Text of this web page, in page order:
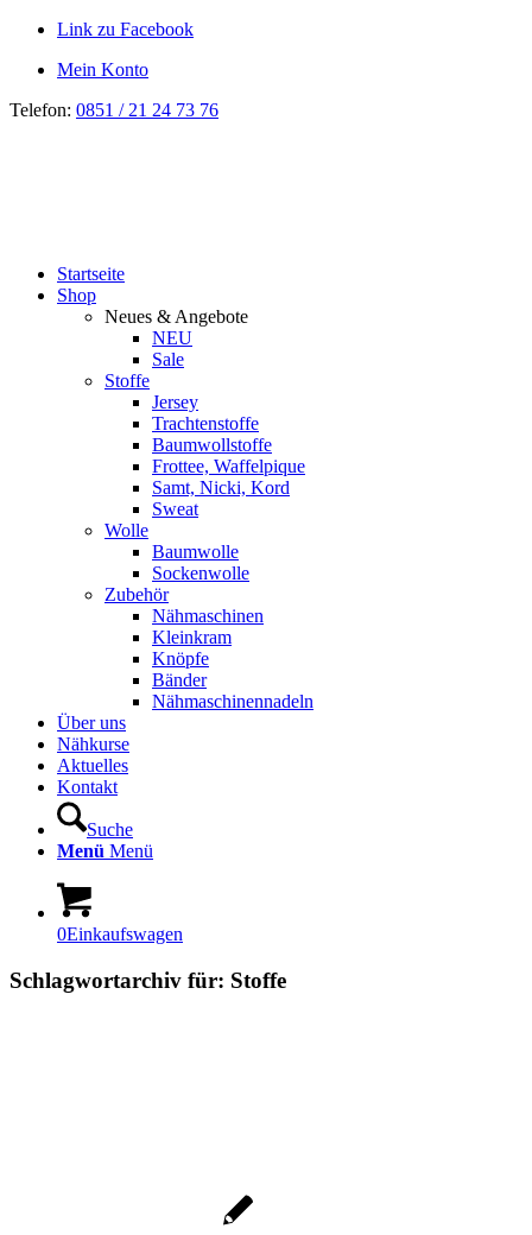
Link zu Facebook
Mein Konto
Telefon: 0851 / 21 24 73 76
Startseite
Shop
Neues & Angebote
NEU
Sale
Stoffe
Jersey
Trachtenstoffe
Baumwollstoffe
Frottee, Waffelpique
Samt, Nicki, Kord
Sweat
Wolle
Baumwolle
Sockenwolle
Zubehör
Nähmaschinen
Kleinkram
Knöpfe
Bänder
Nähmaschinennadeln
Über uns
Nähkurse
Aktuelles
Kontakt
Suche
Menü Menü
0Einkaufswagen
Schlagwortarchiv für: Stoffe